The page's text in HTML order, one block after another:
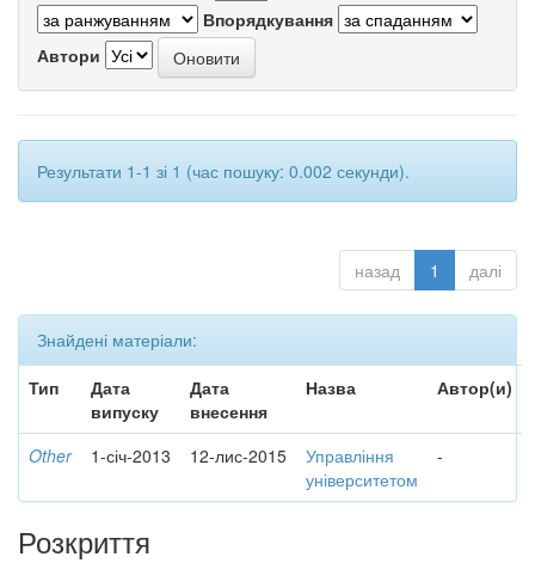
Впорядкування
Автори
Результати 1-1 зі 1 (час пошуку: 0.002 секунди).
назад 1 далі
Знайдені матеріали:
Тип
Дата
випуску
Дата
внесення
Назва Автор(и)
Other 1-січ-2013 12-лис-2015
Управління
університетом
-
Розкриття